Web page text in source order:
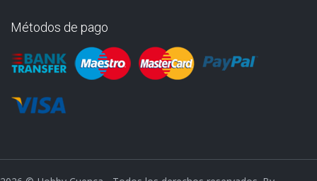
Métodos de pago